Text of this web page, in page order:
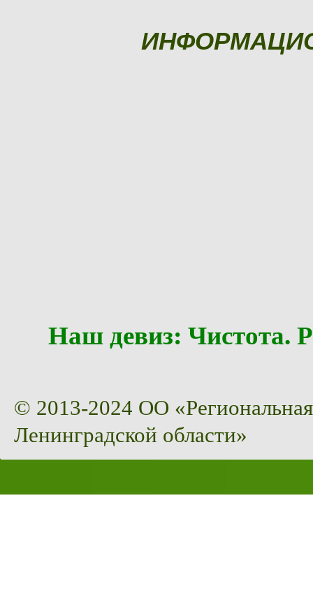
Наш девиз:
© 2013-2024 ОО
Ленинградской области»